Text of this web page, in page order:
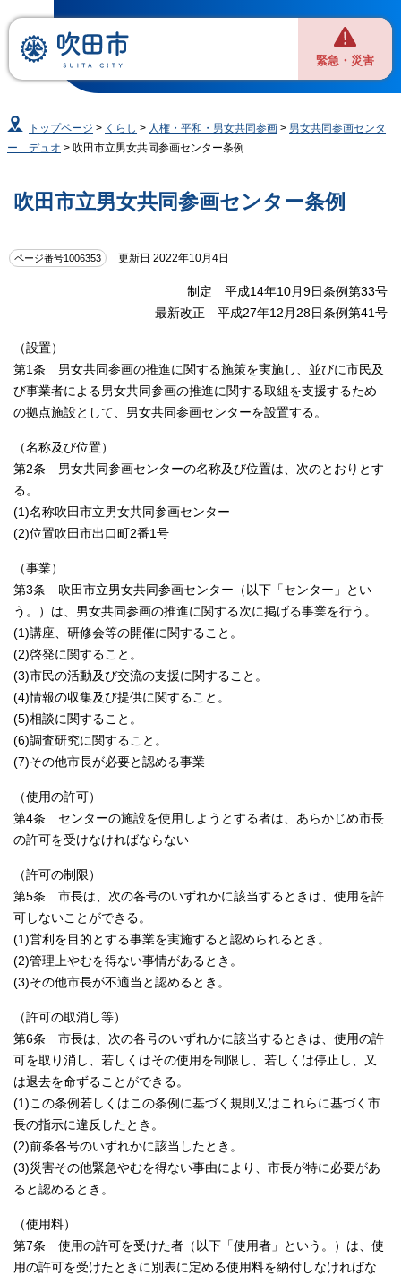
緊急・災害
トップページ > くらし > 人権・平和・男女共同参画 > 男女共同参画センタ
ー デュオ > 吹田市立男女共同参画センター条例
吹田市立男女共同参画センター条例
ページ番号1006353 更新日 2022年10月4日
制定 平成14年10月9日条例第33号
最新改正 平成27年12月28日条例第41号
（設置）
第1条 男女共同参画の推進に関する施策を実施し、並びに市民及
び事業者による男女共同参画の推進に関する取組を支援するため
の拠点施設として、男女共同参画センターを設置する。
（名称及び位置）
第2条 男女共同参画センターの名称及び位置は、次のとおりとす
る。
(1)名称吹田市立男女共同参画センター
(2)位置吹田市出口町2番1号
（事業）
第3条 吹田市立男女共同参画センター（以下「センター」とい
う。）は、男女共同参画の推進に関する次に掲げる事業を行う。
(1)講座、研修会等の開催に関すること。
(2)啓発に関すること。
(3)市民の活動及び交流の支援に関すること。
(4)情報の収集及び提供に関すること。
(5)相談に関すること。
(6)調査研究に関すること。
(7)その他市長が必要と認める事業
（使用の許可）
第4条 センターの施設を使用しようとする者は、あらかじめ市長
の許可を受けなければならない
（許可の制限）
第5条 市長は、次の各号のいずれかに該当するときは、使用を許
可しないことができる。
(1)営利を目的とする事業を実施すると認められるとき。
(2)管理上やむを得ない事情があるとき。
(3)その他市長が不適当と認めるとき。
（許可の取消し等）
第6条 市長は、次の各号のいずれかに該当するときは、使用の許
可を取り消し、若しくはその使用を制限し、若しくは停止し、又
は退去を命ずることができる。
(1)この条例若しくはこの条例に基づく規則又はこれらに基づく市
長の指示に違反したとき。
(2)前条各号のいずれかに該当したとき。
(3)災害その他緊急やむを得ない事由により、市長が特に必要があ
ると認めるとき。
（使用料）
第7条 使用の許可を受けた者（以下「使用者」という。）は、使
用の許可を受けたときに別表に定める使用料を納付しなければな